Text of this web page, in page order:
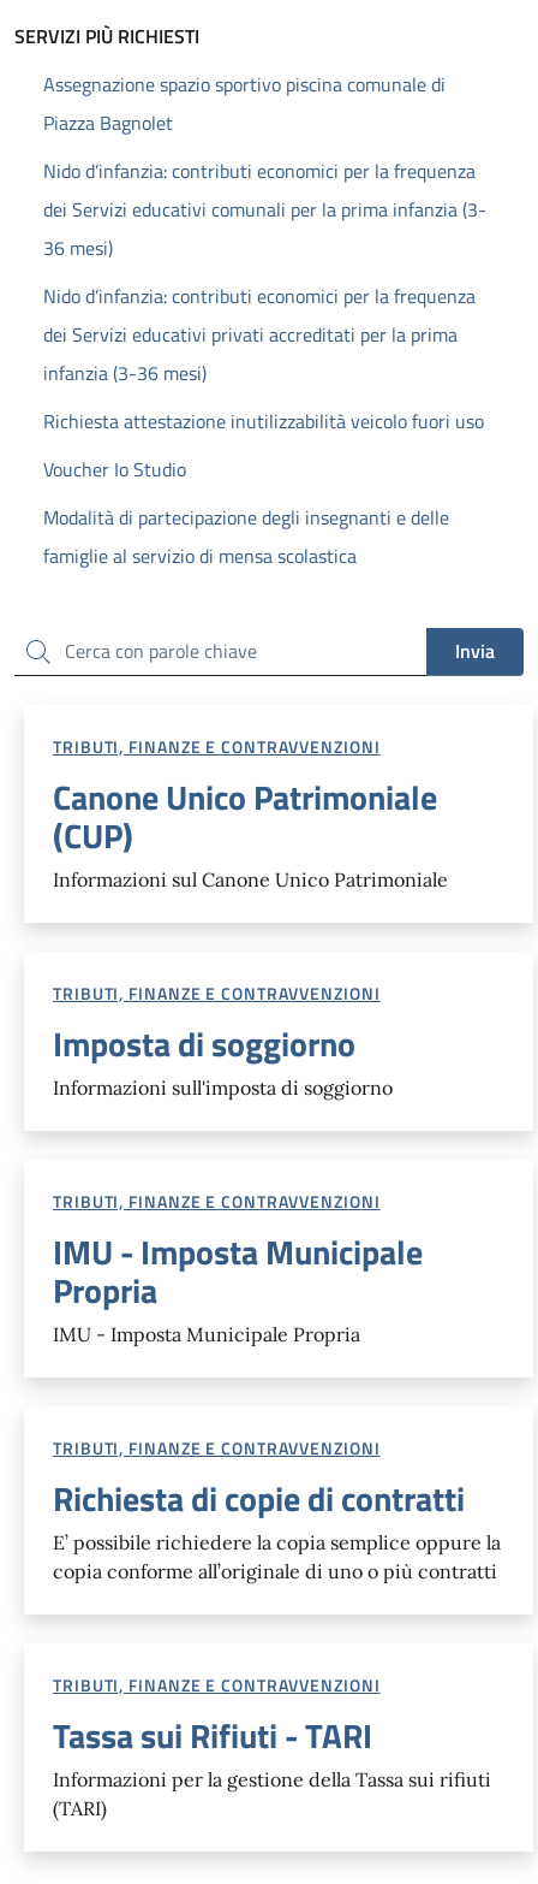
Cerca Invia
TRIBUTI, FINANZE E CONTRAVVENZIONI
Canone Unico Patrimoniale
(CUP)
Informazioni sul Canone Unico Patrimoniale
TRIBUTI, FINANZE E CONTRAVVENZIONI
Imposta di soggiorno
Informazioni sull'imposta di soggiorno
TRIBUTI, FINANZE E CONTRAVVENZIONI
IMU - Imposta Municipale
Propria
IMU - Imposta Municipale Propria
TRIBUTI, FINANZE E CONTRAVVENZIONI
Richiesta di copie di contratti
E’ possibile richiedere la copia semplice oppure la
copia conforme all’originale di uno o più contratti
TRIBUTI, FINANZE E CONTRAVVENZIONI
Tassa sui Rifiuti - TARI
Informazioni per la gestione della Tassa sui rifiuti
(TARI)
SERVIZI PIÙ RICHIESTI
Assegnazione spazio sportivo piscina comunale di
Piazza Bagnolet
Nido d’infanzia: contributi economici per la frequenza
dei Servizi educativi comunali per la prima infanzia (3-
36 mesi)
Nido d’infanzia: contributi economici per la frequenza
dei Servizi educativi privati accreditati per la prima
infanzia (3-36 mesi)
Richiesta attestazione inutilizzabilità veicolo fuori uso
Voucher Io Studio
Modalità di partecipazione degli insegnanti e delle
famiglie al servizio di mensa scolastica